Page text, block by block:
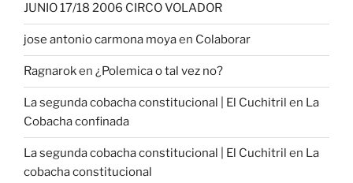
JUNIO 17/18 2006 CIRCO VOLADOR
jose antonio carmona moyaen Colaborar
Ragnaroken ¿Polemica o tal vez no?
La segunda cobacha constitucional | El Cuchitril en La
Cobacha confinada
La segunda cobacha constitucional | El Cuchitril en La
cobacha constitucional